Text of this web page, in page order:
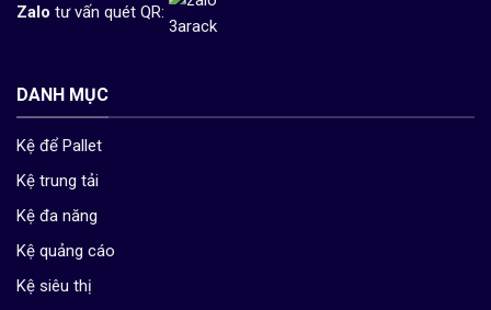
Zalo tư vấn quét QR:
DANH MỤC
Kệ để Pallet
Kệ trung tải
Kệ đa năng
Kệ quảng cáo
Kệ siêu thị